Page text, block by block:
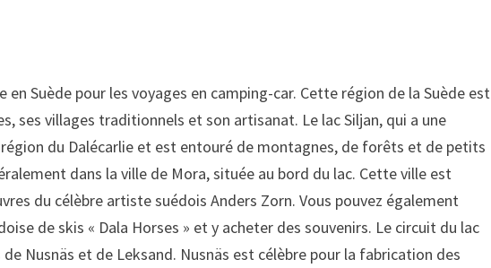
Suède pour les voyages en camping-car. Cette région de la Suède est
ses villages traditionnels et son artisanat. Le lac Siljan, qui a une
du Dalécarlie et est entouré de montagnes, de forêts et de petits
dans la ville de Mora, située au bord du lac. Cette ville est
du célèbre artiste suédois Anders Zorn. Vous pouvez également
de skis « Dala Horses » et y acheter des souvenirs. Le circuit du lac
Nusnäs et de Leksand. Nusnäs est célèbre pour la fabrication des